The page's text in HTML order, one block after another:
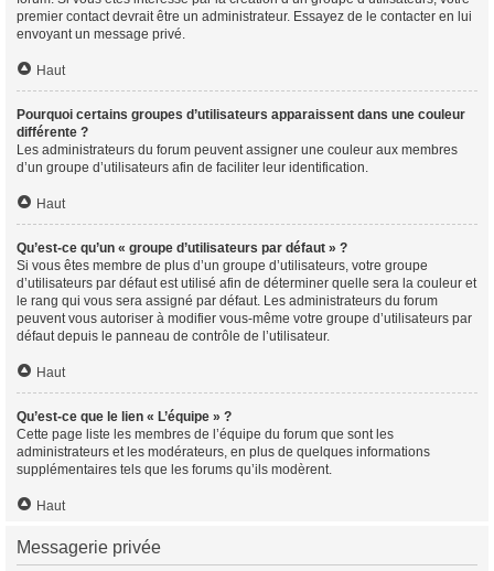
premier contact devrait être un administrateur. Essayez de le contacter en lui
envoyant un message privé.
Haut
Pourquoi certains groupes d’utilisateurs apparaissent dans une couleur
différente ?
Les administrateurs du forum peuvent assigner une couleur aux membres
d’un groupe d’utilisateurs afin de faciliter leur identification.
Haut
Qu’est-ce qu’un « groupe d’utilisateurs par défaut » ?
Si vous êtes membre de plus d’un groupe d’utilisateurs, votre groupe
d’utilisateurs par défaut est utilisé afin de déterminer quelle sera la couleur et
le rang qui vous sera assigné par défaut. Les administrateurs du forum
peuvent vous autoriser à modifier vous-même votre groupe d’utilisateurs par
défaut depuis le panneau de contrôle de l’utilisateur.
Haut
Qu’est-ce que le lien « L’équipe » ?
Cette page liste les membres de l’équipe du forum que sont les
administrateurs et les modérateurs, en plus de quelques informations
supplémentaires tels que les forums qu’ils modèrent.
Haut
Messagerie privée